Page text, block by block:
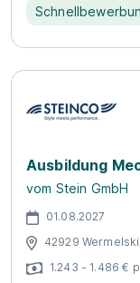
Ausbildung
vom Stein GmbH
01.08.2027
42929
1.243 - 1.486 €